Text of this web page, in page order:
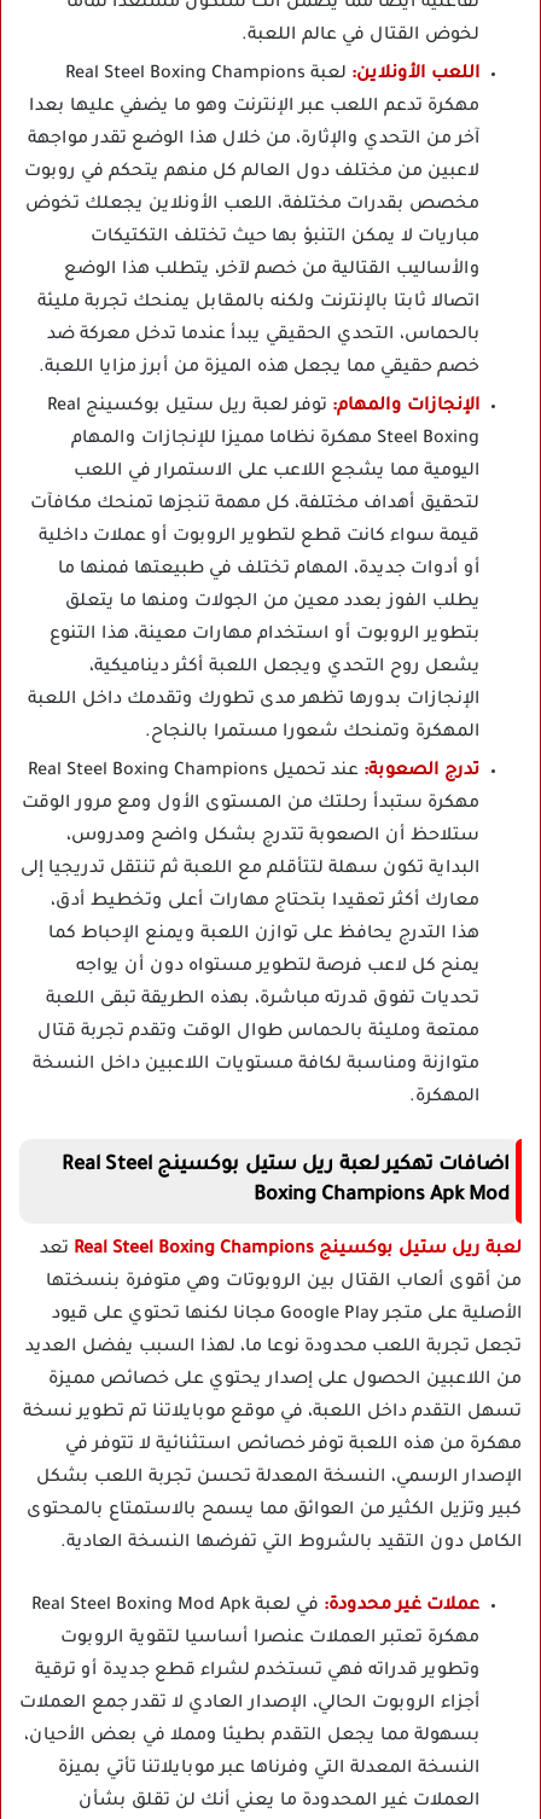
لخوض القتال في عالم اللعبة.
اللعب الأونلاين:
لعبة Real Steel Boxing Champions
مهكرة تدعم اللعب عبر الإنترنت وهو ما يضفي عليها بعدا
آخر من التحدي والإثارة، من خلال هذا الوضع تقدر مواجهة
لاعبين من مختلف دول العالم كل منهم يتحكم في روبوت
مخصص بقدرات مختلفة، اللعب الأونلاين يجعلك تخوض
مباريات لا يمكن التنبؤ بها حيث تختلف التكتيكات
والأساليب القتالية من خصم لآخر، يتطلب هذا الوضع
اتصالا ثابتا بالإنترنت ولكنه بالمقابل يمنحك تجربة مليئة
بالحماس، التحدي الحقيقي يبدأ عندما تدخل معركة ضد
خصم حقيقي مما يجعل هذه الميزة من أبرز مزايا اللعبة.
الإنجازات والمهام:
توفر لعبة ريل ستيل بوكسينج Real
Steel Boxing مهكرة نظاما مميزا للإنجازات والمهام
اليومية مما يشجع اللاعب على الاستمرار في اللعب
لتحقيق أهداف مختلفة، كل مهمة تنجزها تمنحك مكافآت
قيمة سواء كانت قطع لتطوير الروبوت أو عملات داخلية
أو أدوات جديدة، المهام تختلف في طبيعتها فمنها ما
يطلب الفوز بعدد معين من الجولات ومنها ما يتعلق
بتطوير الروبوت أو استخدام مهارات معينة، هذا التنوع
يشعل روح التحدي ويجعل اللعبة أكثر ديناميكية،
الإنجازات بدورها تظهر مدى تطورك وتقدمك داخل اللعبة
المهكرة وتمنحك شعورا مستمرا بالنجاح.
تدرج الصعوبة:
عند تحميل Real Steel Boxing Champions
مهكرة ستبدأ رحلتك من المستوى الأول ومع مرور الوقت
ستلاحظ أن الصعوبة تتدرج بشكل واضح ومدروس،
البداية تكون سهلة لتتأقلم مع اللعبة ثم تنتقل تدريجيا إلى
معارك أكثر تعقيدا بتحتاج مهارات أعلى وتخطيط أدق،
هذا التدرج يحافظ على توازن اللعبة ويمنع الإحباط كما
يمنح كل لاعب فرصة لتطوير مستواه دون أن يواجه
تحديات تفوق قدرته مباشرة، بهذه الطريقة تبقى اللعبة
ممتعة ومليئة بالحماس طوال الوقت وتقدم تجربة قتال
متوازنة ومناسبة لكافة مستويات اللاعبين داخل النسخة
المهكرة.
اضافات تهكير لعبة ريل ستيل بوكسينج Real Steel
Boxing Champions Apk Mod
لعبة ريل ستيل بوكسينج Real Steel Boxing Champions
تعد
من أقوى ألعاب القتال بين الروبوتات وهي متوفرة بنسختها
الأصلية على متجر Google Play مجانا لكنها تحتوي على قيود
تجعل تجربة اللعب محدودة نوعا ما، لهذا السبب يفضل العديد
من اللاعبين الحصول على إصدار يحتوي على خصائص مميزة
تسهل التقدم داخل اللعبة، في موقع موبايلاتنا تم تطوير نسخة
مهكرة من هذه اللعبة توفر خصائص استثنائية لا تتوفر في
الإصدار الرسمي، النسخة المعدلة تحسن تجربة اللعب بشكل
كبير وتزيل الكثير من العوائق مما يسمح بالاستمتاع بالمحتوى
الكامل دون التقيد بالشروط التي تفرضها النسخة العادية.
عملات غير محدودة:
في لعبة Real Steel Boxing Mod Apk
مهكرة تعتبر العملات عنصرا أساسيا لتقوية الروبوت
وتطوير قدراته فهي تستخدم لشراء قطع جديدة أو ترقية
أجزاء الروبوت الحالي، الإصدار العادي لا تقدر جمع العملات
بسهولة مما يجعل التقدم بطيئا ومملا في بعض الأحيان،
النسخة المعدلة التي وفرناها عبر موبايلاتنا تأتي بميزة
العملات غير المحدودة ما يعني أنك لن تقلق بشأن